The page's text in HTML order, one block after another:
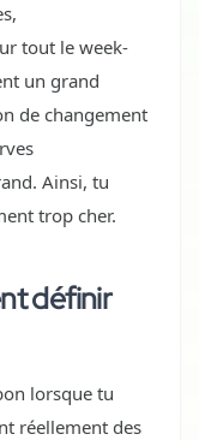
tout le week-
un grand
de changement
Ainsi, tu
trop cher.
définir
lorsque tu
réellement des